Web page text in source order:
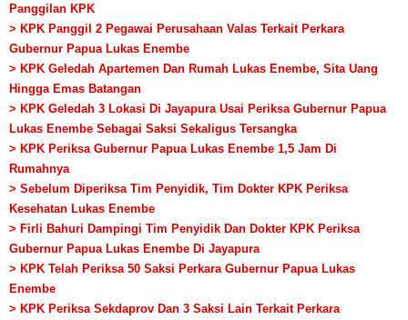
Panggilan KPK
> KPK Panggil 2 Pegawai Perusahaan Valas Terkait Perkara
Gubernur Papua Lukas Enembe
> KPK Geledah Apartemen Dan Rumah Lukas Enembe, Sita Uang
Hingga Emas Batangan
> KPK Geledah 3 Lokasi Di Jayapura Usai Periksa Gubernur Papua
Lukas Enembe Sebagai Saksi Sekaligus Tersangka
> KPK Periksa Gubernur Papua Lukas Enembe 1,5 Jam Di
Rumahnya
> Sebelum Diperiksa Tim Penyidik, Tim Dokter KPK Periksa
Kesehatan Lukas Enembe
> Firli Bahuri Dampingi Tim Penyidik Dan Dokter KPK Periksa
Gubernur Papua Lukas Enembe Di Jayapura
> KPK Telah Periksa 50 Saksi Perkara Gubernur Papua Lukas
Enembe
> KPK Periksa Sekdaprov Dan 3 Saksi Lain Terkait Perkara